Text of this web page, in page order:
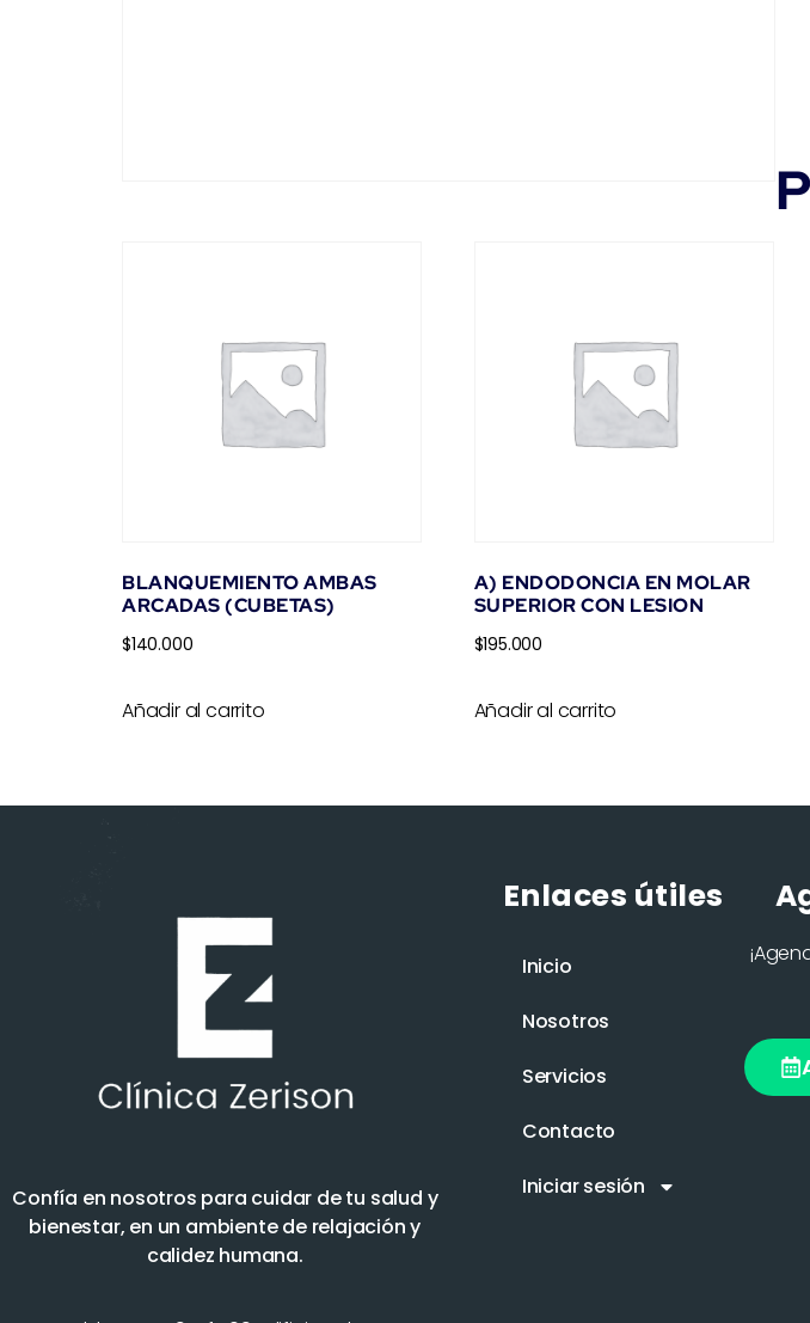
BLANQUEMIENTO AMBAS
ARCADAS (CUBETAS)
$140.000
Añadir al carrito
A) ENDODONCIA EN MOLAR
SUPERIOR CON LESION
$195.000
Añadir al carrito
Confía en nosotros para cuidar de tu salud y
bienestar, en un ambiente de relajación y
calidez humana.
Enlaces útiles
Inicio
Nosotros
Servicios
Contacto
Iniciar sesión